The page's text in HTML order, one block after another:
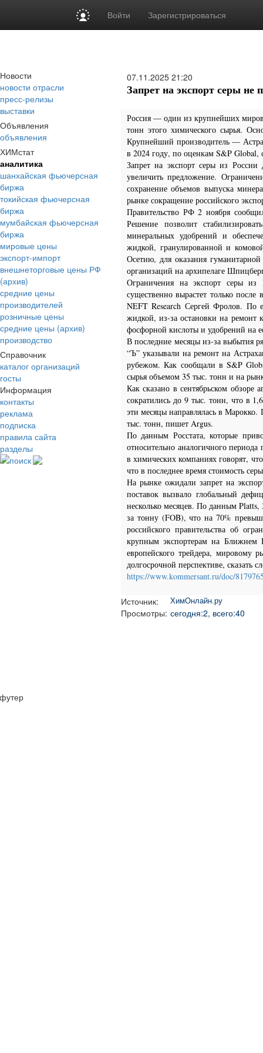
Войти Зарегистрироваться
Новости
новости отрасли
пресс-релизы
выставки
Объявления
объявления
ХИМстат
аналитика
шанхайская фьючерсная
биржа
токийская фьючерсная
биржа
мумбайская фьючерсная
биржа
мировые цены
экспорт-импорт
внешнеторговые цены РФ
(архив)
средние цены
производителей
розничные цены
средние цены (архив)
производство
Справочник
каталог организаций
госты
Информация
контакты
реклама
подписка
правила сайта
разделы
поиск
07.11.2025 21:20
Запрет на экспорт серы не
Россия — один из крупнейших
тонн этого химического сырья.
Крупнейший производитель —
в 2024 году, по оценкам S&P Global,
Запрет на экспорт серы из
увеличить предложение.
сохранение объемов выпуска
рынке сокращение российского
Правительство РФ 2 ноября
Решение позволит
минеральных удобрений и
жидкой, гранулированной и
Осетию, для оказания
организаций на архипелаге
Ограничения на экспорт серы
существенно вырастет только
NEFT Research Сергей Фролов. По
жидкой, из-за остановки на ремонт
фосфорной кислоты и удобрений на
В последние месяцы из-за выбытия
“Ъ” указывали на ремонт на
рубежом. Как сообщали в S&P
сырья объемом 35 тыс. тонн и на
Как сказано в сентябрьском обзоре
сократились до 9 тыс. тонн, что в
эти месяцы направлялась в
тыс. тонн, пишет Argus.
По данным Росстата, которые
относительно аналогичного
в химических компаниях говорят,
что в последнее время стоимость
На рынке ожидали запрет на
поставок вызвало глобальный
несколько месяцев. По данным Platts,
за тонну (FOB), что на 70%
российского правительства об
крупным экспортерам на Ближнем
европейского трейдера, мировому
долгосрочной перспективе, сказать
https://www.kommersant.ru/doc/
Источник: ХимОнлайн.ру
Просмотры: сегодня:2, всего:40
футер